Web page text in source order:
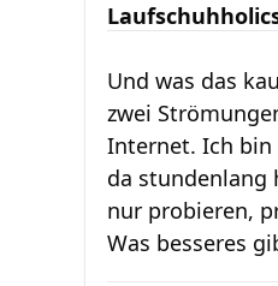
Und was das
zwei
Internet. Ich bin
da stundenlang
nur probieren,
Was besseres